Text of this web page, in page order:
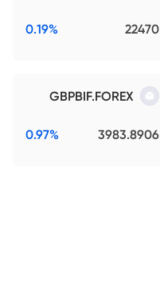
22470
0.19%
GBPBIF.FOREX
3983.8906
0.97%